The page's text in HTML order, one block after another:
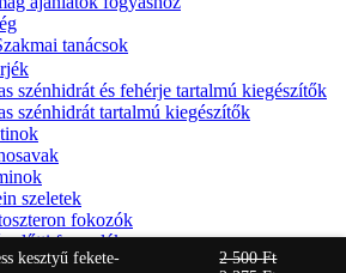
tanácsok
szénhidrát és fehérje tartalmú kiegészítők
szénhidrát tartalmú kiegészítők
szeletek
fokozók
előtti formulák
italok
kesztyű fekete-
2 500Ft